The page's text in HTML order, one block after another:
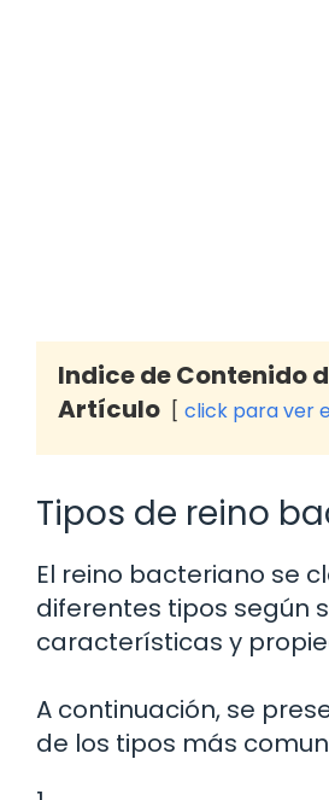
Indice de Contenido
Artículo
click para ver
Tipos de reino
El reino bacteriano se
diferentes tipos según
características y
A continuación, se
de los tipos más